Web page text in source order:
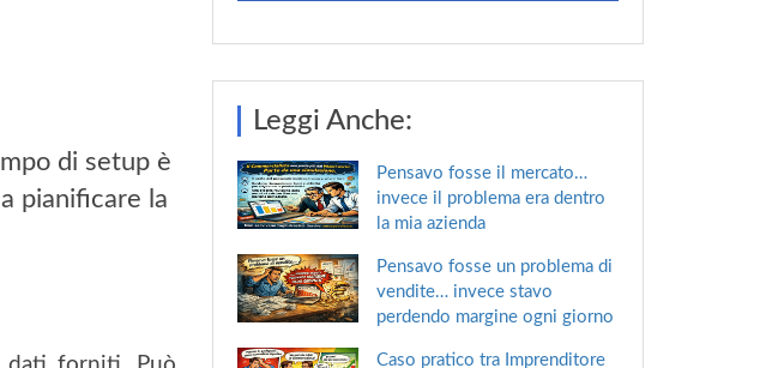
di setup è
pianificare la
Leggi Anche:
Pensavo fosse il mercato…
invece il problema era dentro
la mia azienda
Pensavo fosse un problema di
vendite… invece stavo
perdendo margine ogni giorno
Caso pratico tra Imprenditore